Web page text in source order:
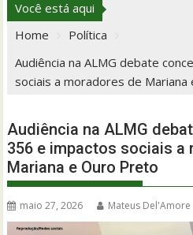
Você está aqui
Home
Política
Audiência na ALMG debate
sociais a moradores de
Audiência na ALMG
356 e impactos sociais a
Mariana e Ouro Preto
maio 27, 2026 Mateus Del'Amore